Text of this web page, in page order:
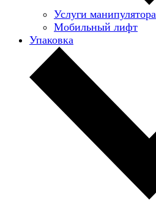
Услуги манипулятора
Мобильный лифт
Упаковка